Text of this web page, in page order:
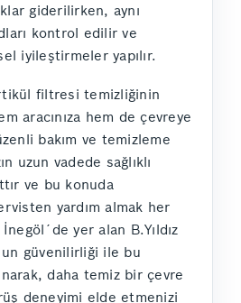
giderilirken, aynı
kontrol edilir ve
iyileştirmeler yapılır.
filtresi temizliğinin
aracınıza hem de çevreye
bakım ve temizleme
uzun vadede sağlıklı
ve bu konuda
yardım almak her
yer alan B.Yıldız
güvenilirliği ile bu
daha temiz bir çevre
deneyimi elde etmenizi